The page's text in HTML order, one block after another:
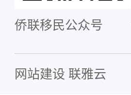
侨联移民公众号
网站建设 联雅云